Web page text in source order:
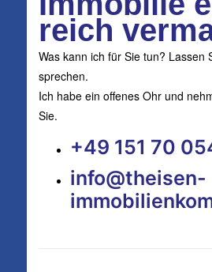
reich
Was kann ich für Sie tun? Las­sen
spre­chen.
Ich habe ein offe­nes Ohr und
Sie.
+49 151 70
info@​theisen-​